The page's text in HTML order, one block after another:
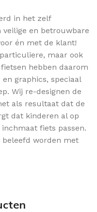
in het zelf
en betrouwbare
én met de klant!
maar ook
hebben daarom
graphics, speciaal
Wij re-designen de
als resultaat dat de
dat kinderen al op
fiets passen.
worden met